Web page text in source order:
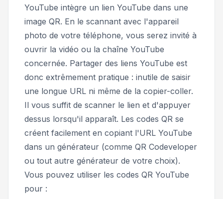
YouTube intègre un lien YouTube dans une
image QR. En le scannant avec l'appareil
photo de votre téléphone, vous serez invité à
ouvrir la vidéo ou la chaîne YouTube
concernée. Partager des liens YouTube est
donc extrêmement pratique : inutile de saisir
une longue URL ni même de la copier-coller.
Il vous suffit de scanner le lien et d'appuyer
dessus lorsqu'il apparaît. Les codes QR se
créent facilement en copiant l'URL YouTube
dans un générateur (comme QR Codeveloper
ou tout autre générateur de votre choix).
Vous pouvez utiliser les codes QR YouTube
pour :